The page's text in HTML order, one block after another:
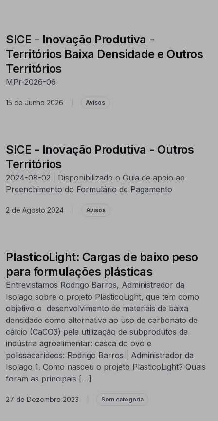
SICE - Inovação Produtiva -
Territórios Baixa Densidade e Outros
Territórios
MPr-2026-06
15 de Junho 2026 Avisos
SICE - Inovação Produtiva - Outros
Territórios
2024-08-02 | Disponibilizado o Guia de apoio ao
Preenchimento do Formulário de Pagamento
2 de Agosto 2024 Avisos
PlasticoLight: Cargas de baixo peso
para formulações plásticas
Entrevistamos Rodrigo Barros, Administrador da
Isolago sobre o projeto PlasticoLight, que tem como
objetivo o desenvolvimento de materiais de baixa
densidade como alternativa ao uso de carbonato de
cálcio (CaCO3) pela utilização de subprodutos da
indústria agroalimentar: casca do ovo e
polissacarídeos: Rodrigo Barros | Administrador da
Isolago 1. Como nasceu o projeto PlasticoLight? Quais
foram as principais […]
27 de Dezembro 2023 Sem categoria